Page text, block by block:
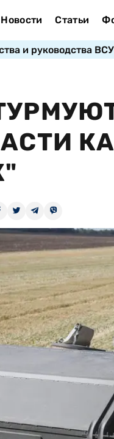
Новости Статьи
и руководства ВСУ